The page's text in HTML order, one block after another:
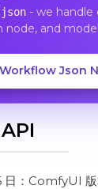
- we handle
and
Json
API
日：ComfyUI